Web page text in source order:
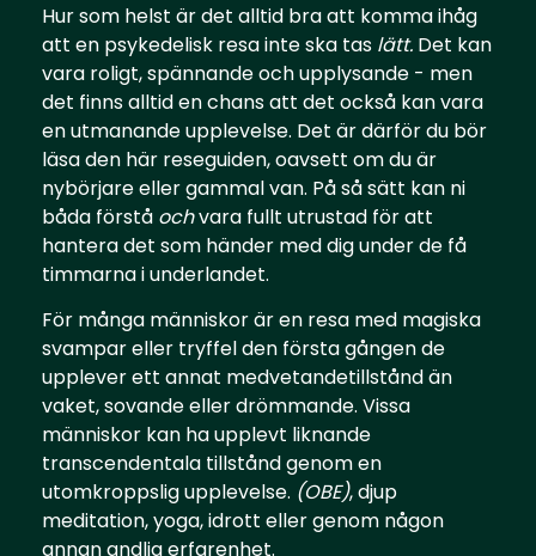
Hur som helst är det alltid bra att komma ihåg
att en psykedelisk resa inte ska tas lätt. Det kan
vara roligt, spännande och upplysande - men
det finns alltid en chans att det också kan vara
en utmanande upplevelse. Det är därför du bör
läsa den här reseguiden, oavsett om du är
nybörjare eller gammal van. På så sätt kan ni
båda förstå ochvara fullt utrustad för att
hantera det som händer med dig under de få
timmarna i underlandet.
För många människor är en resa med magiska
svampar eller tryffel den första gången de
upplever ett annat medvetandetillstånd än
vaket, sovande eller drömmande. Vissa
människor kan ha upplevt liknande
transcendentala tillstånd genom en
utomkroppslig upplevelse. (OBE), djup
meditation, yoga, idrott eller genom någon
annan andlig erfarenhet.